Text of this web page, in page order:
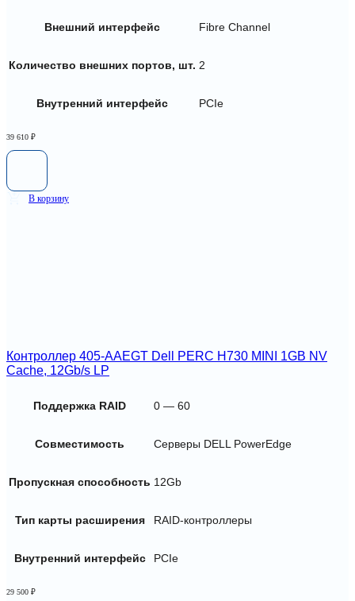
Внешний интерфейс Fibre Channel
Количество внешних портов, шт. 2
Внутренний интерфейс PCIe
39 610 ₽
В корзину
Контроллер 405-AAEGT Dell PERC H730 MINI 1GB NV
Cache, 12Gb/s LP
Поддержка RAID 0 — 60
Совместимость Серверы DELL PowerEdge
Пропускная способность 12Gb
Тип карты расширения RAID-контроллеры
Внутренний интерфейс PCIe
29 500 ₽